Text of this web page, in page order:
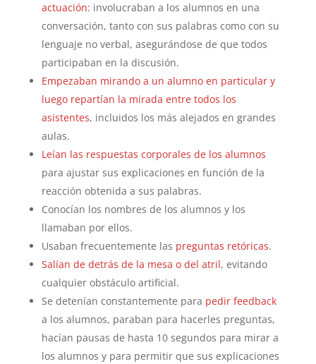
actuación: involucraban a los alumnos en una
conversación, tanto con sus palabras como con su
lenguaje no verbal, asegurándose de que todos
participaban en la discusión.
Empezaban mirando a un alumno en particular y
luego repartían la mirada entre todos los
asistentes, incluidos los más alejados en grandes
aulas.
Leían las respuestas corporales de los alumnos
para ajustar sus explicaciones en función de la
reacción obtenida a sus palabras.
Conocían los nombres de los alumnos y los
llamaban por ellos.
Usaban frecuentemente las preguntas retóricas.
Salían de detrás de la mesa o del atril, evitando
cualquier obstáculo artificial.
Se detenían constantemente para pedir feedback
a los alumnos, paraban para hacerles preguntas,
hacían pausas de hasta 10 segundos para mirar a
los alumnos y para permitir que sus explicaciones